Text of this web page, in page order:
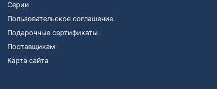
Серии
Пользовательское соглашение
Подарочные сертификаты
Поставщикам
Карта сайта